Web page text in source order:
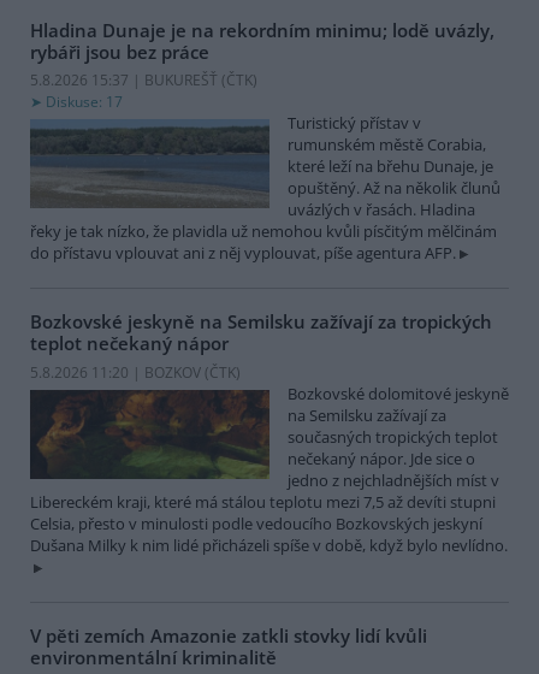
Hladina Dunaje je na rekordním minimu; lodě uvázly,
rybáři jsou bez práce
5.8.2026 15:37 | BUKUREŠŤ (ČTK)
Diskuse: 17
Turistický přístav v
rumunském městě Corabia,
které leží na břehu Dunaje, je
opuštěný. Až na několik člunů
uvázlých v řasách. Hladina
řeky je tak nízko, že plavidla už nemohou kvůli písčitým mělčinám
do přístavu vplouvat ani z něj vyplouvat, píše agentura AFP.
Bozkovské jeskyně na Semilsku zažívají za tropických
teplot nečekaný nápor
5.8.2026 11:20 | BOZKOV (ČTK)
Bozkovské dolomitové jeskyně
na Semilsku zažívají za
současných tropických teplot
nečekaný nápor. Jde sice o
jedno z nejchladnějších míst v
Libereckém kraji, které má stálou teplotu mezi 7,5 až devíti stupni
Celsia, přesto v minulosti podle vedoucího Bozkovských jeskyní
Dušana Milky k nim lidé přicházeli spíše v době, když bylo nevlídno.
V pěti zemích Amazonie zatkli stovky lidí kvůli
environmentální kriminalitě